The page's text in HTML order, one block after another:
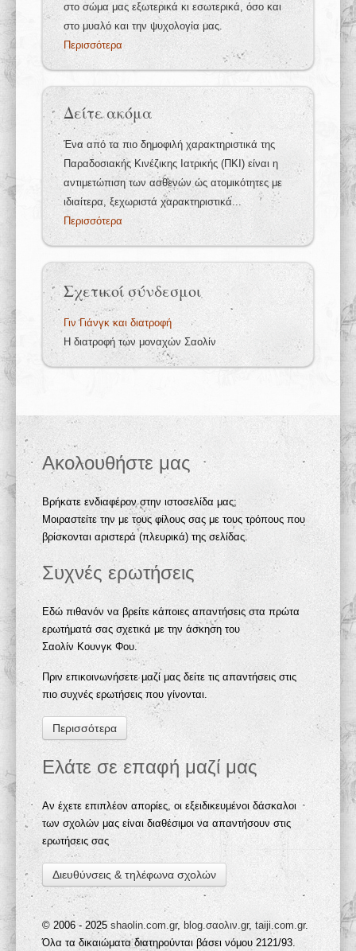
στο σώμα μας εξωτερικά κι εσωτερικά, όσο και
στο μυαλό και την ψυχολογία μας.
Περισσότερα
Δείτε ακόμα
Ένα από τα πιο δημοφιλή χαρακτηριστικά της
Παραδοσιακής Κινέζικης Ιατρικής (ΠΚΙ) είναι η
αντιμετώπιση των ασθενών ώς ατομικότητες με
ιδιαίτερα, ξεχωριστά χαρακτηριστικά...
Περισσότερα
Σχετικοί σύνδεσμοι
Γιν Γιάνγκ και διατροφή
Η διατροφή των μοναχών Σαολίν
Ακολουθήστε μας
Βρήκατε ενδιαφέρον στην ιστοσελίδα μας;
Μοιραστείτε την με τους φίλους σας με τους τρόπους που
βρίσκονται αριστερά (πλευρικά) της σελίδας.
Συχνές ερωτήσεις
Εδώ πιθανόν να βρείτε κάποιες απαντήσεις στα πρώτα
ερωτήματά σας σχετικά με την άσκηση του
Σαολίν Κουνγκ Φου.
Πριν επικοινωνήσετε μαζί μας δείτε τις απαντήσεις στις
πιο συχνές ερωτήσεις που γίνονται.
Περισσότερα
Ελάτε σε επαφή μαζί μας
Αν έχετε επιπλέον απορίες, οι εξειδικευμένοι δάσκαλοι
των σχολών μας είναι διαθέσιμοι να απαντήσουν στις
ερωτήσεις σας
Διευθύνσεις & τηλέφωνα σχολών
© 2006 - 2025shaolin.com.gr, blog.σαολιν.gr, taiji.com.gr.
Όλα τα δικαιώματα διατηρούνται βάσει νόμου 2121/93.